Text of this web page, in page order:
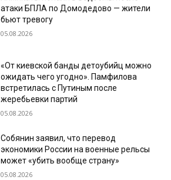
атаки БПЛА по Домодедово — жители
бьют тревогу
05.08.2026
«От киевской банды детоубийц можно
ожидать чего угодно». Памфилова
встретилась с Путиным после
жеребьевки партий
05.08.2026
Собянин заявил, что перевод
экономики России на военные рельсы
может «убить вообще страну»
05.08.2026